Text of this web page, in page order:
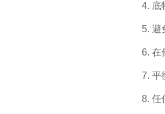
4. 底
5. 避
6. 在
7. 平
8. 任